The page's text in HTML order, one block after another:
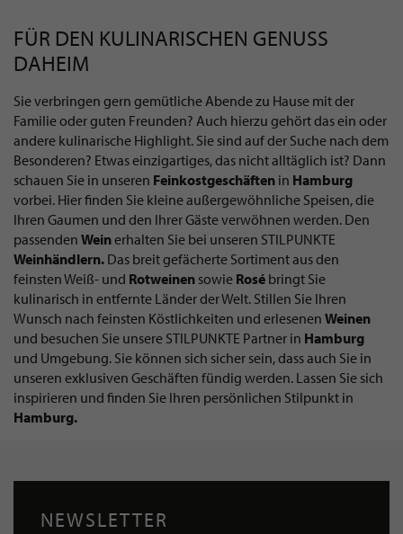
FÜR DEN KULINARISCHEN GENUSS
DAHEIM
Sie verbringen gern gemütliche Abende zu Hause mit der
Familie oder guten Freunden? Auch hierzu gehört das ein oder
andere kulinarische Highlight. Sie sind auf der Suche nach dem
Besonderen? Etwas einzigartiges, das nicht alltäglich ist? Dann
schauen Sie in unseren Feinkostgeschäften in Hamburg
vorbei. Hier finden Sie kleine außergewöhnliche Speisen, die
Ihren Gaumen und den Ihrer Gäste verwöhnen werden. Den
passenden Weinerhalten Sie bei unseren STILPUNKTE
Weinhändlern. Das breit gefächerte Sortiment aus den
feinsten Weiß- und Rotweinen sowie Rosé bringt Sie
kulinarisch in entfernte Länder der Welt. Stillen Sie Ihren
Wunsch nach feinsten Köstlichkeiten und erlesenen Weinen
und besuchen Sie unsere STILPUNKTE Partner in Hamburg
und Umgebung. Sie können sich sicher sein, dass auch Sie in
unseren exklusiven Geschäften fündig werden. Lassen Sie sich
inspirieren und finden Sie Ihren persönlichen Stilpunkt in
Hamburg.
NEWSLETTER